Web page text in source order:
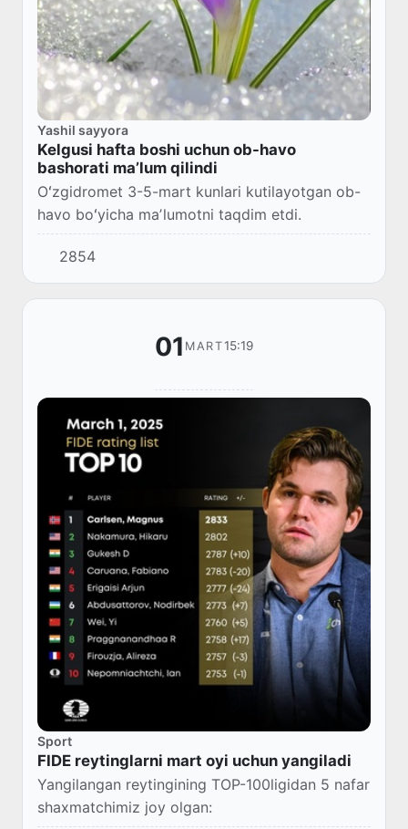
Yashil sayyora
Kelgusi hafta boshi uchun ob-havo
bashorati maʼlum qilindi
Oʻzgidromet 3-5-mart kunlari kutilayotgan ob-
havo boʻyicha maʼlumotni taqdim etdi.
2854
01 MART15:19
Sport
FIDE reytinglarni mart oyi uchun yangiladi
Yangilangan reytingining TOP-100ligidan 5 nafar
shaxmatchimiz joy olgan: